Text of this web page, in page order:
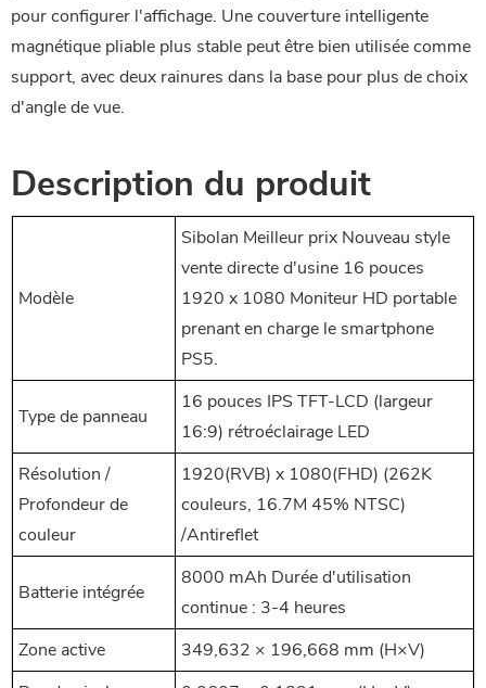
pour configurer l'affichage. Une couverture intelligente
magnétique pliable plus stable peut être bien utilisée comme
support, avec deux rainures dans la base pour plus de choix
d'angle de vue.
Description du produit
Modèle
Sibolan Meilleur prix Nouveau style
vente directe d'usine 16 pouces
1920 x 1080 Moniteur HD portable
prenant en charge le smartphone
PS5.
Type de panneau
16 pouces IPS TFT-LCD (largeur
16:9) rétroéclairage LED
Résolution /
Profondeur de
couleur
1920(RVB) x 1080(FHD) (262K
couleurs, 16.7M 45% NTSC)
/Antireflet
Batterie intégrée
8000 mAh Durée d'utilisation
continue : 3-4 heures
Zone active
349,632 × 196,668 mm (H×V)